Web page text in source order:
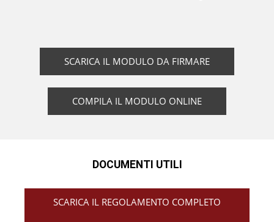
SCARICA IL MODULO DA FIRMARE
COMPILA IL MODULO ONLINE
DOCUMENTI UTILI
SCARICA IL REGOLAMENTO COMPLETO